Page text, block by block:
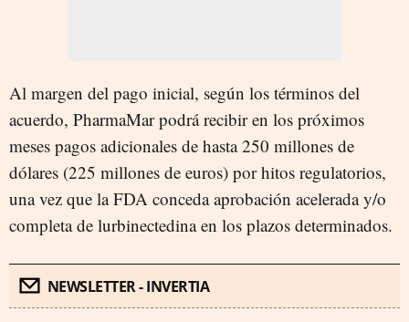
Al margen del pago inicial, según los términos del
acuerdo, PharmaMar podrá recibir en los próximos
meses pagos adicionales de hasta 250 millones de
dólares (225 millones de euros) por hitos regulatorios,
una vez que la FDA conceda aprobación acelerada y/o
completa de lurbinectedina en los plazos determinados.
NEWSLETTER - INVERTIA